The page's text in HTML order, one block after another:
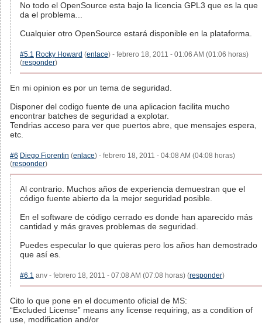
No todo el OpenSource esta bajo la licencia GPL3 que es la que
da el problema...
Cualquier otro OpenSource estará disponible en la plataforma.
#5.1 Rocky Howard (enlace) - febrero 18, 2011 - 01:06 AM (01:06 horas)
(responder)
En mi opinion es por un tema de seguridad.
Disponer del codigo fuente de una aplicacion facilita mucho
encontrar batches de seguridad a explotar.
Tendrias acceso para ver que puertos abre, que mensajes espera,
etc.
#6 Diego Fiorentin (enlace) - febrero 18, 2011 - 04:08 AM (04:08 horas)
(responder)
Al contrario. Muchos años de experiencia demuestran que el
código fuente abierto da la mejor seguridad posible.
En el software de código cerrado es donde han aparecido más
cantidad y más graves problemas de seguridad.
Puedes especular lo que quieras pero los años han demostrado
que así es.
#6.1 anv - febrero 18, 2011 - 07:08 AM (07:08 horas) (responder)
Cito lo que pone en el documento oficial de MS:
“Excluded License” means any license requiring, as a condition of
use, modification and/or